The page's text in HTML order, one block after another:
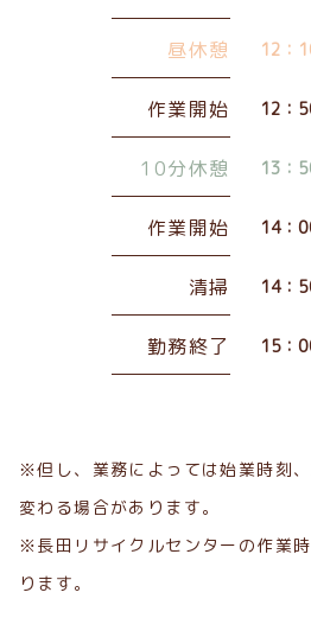
昼休憩 12：
作業開始 12：
10分休憩 13：
作業開始 14：
清掃 14：
勤務終了 15：
※但し、業務によっては始業時刻
変わる場合があります。
※長田リサイクルセンターの作
ります。